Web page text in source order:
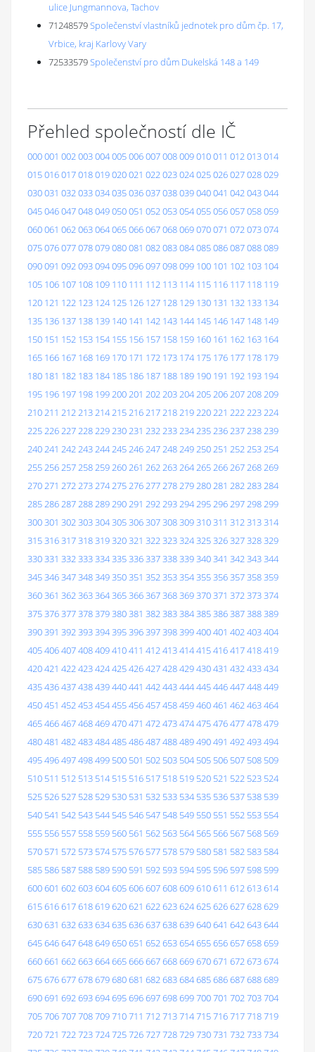
ulice Jungmannova, Tachov
71248579Společenství vlastníků jednotek pro dům čp. 17,
Vrbice, kraj Karlovy Vary
72533579Společenství pro dům Dukelská 148 a 149
Přehled společností dle IČ
000001 002003004005006007008009010011 012013014
015016017018019020021 022023024025026027028029
030031 032033034035036037038039040041 042043044
045046047048049050051 052053054055056057058059
060061 062063064065066067068069070071 072073074
075076077078079080081 082083084085086087088089
090091 092093094095096097098099 100 101 102 103 104
105 106 107 108 109 110 111 112 113 114 115 116 117 118 119
120 121 122 123 124 125 126 127 128 129 130 131 132 133 134
135 136 137 138 139 140 141 142 143 144 145 146 147 148 149
150 151 152 153 154 155 156 157 158 159 160 161 162 163 164
165 166 167 168 169 170 171 172 173 174 175 176 177 178 179
180 181 182 183 184 185 186 187 188 189 190 191 192 193 194
195 196 197 198 199200201 202203204205206207208209
210211 212213214215216217218219220221 222223224
225226227228229230231 232233234235236237238239
240241 242243244245246247248249250251 252253254
255256257258259260261 262263264265266267268269
270271 272273274275276277278279280281 282283284
285286287288289290291 292293294295296297298299
300301 302303304305306307308309310311 312313314
315316317318319320321 322323324325326327328329
330331 332333334335336337338339340341 342343344
345346347348349350351 352353354355356357358359
360361 362363364365366367368369370371 372373374
375376377378379380381 382383384385386387388389
390391 392393394395396397398399400401 402403404
405406407408409410411 412413414415416417418419
420421 422423424425426427428429430431 432433434
435436437438439440441 442443444445446447448449
450451 452453454455456457458459460461 462463464
465466467468469470471 472473474475476477478479
480481 482483484485486487488489490491 492493494
495496497498499 500 501 502 503 504 505 506 507 508 509
510 511 512 513 514 515 516 517 518 519 520 521 522 523 524
525 526 527 528 529 530 531 532 533 534 535 536 537 538 539
540 541 542 543 544 545 546 547 548 549 550 551 552 553 554
555 556 557 558 559 560 561 562 563 564 565 566 567 568 569
570 571 572 573 574 575 576 577 578 579 580 581 582 583 584
585 586 587 588 589 590 591 592 593 594 595 596 597 598 599
600601 602603604605606607608609610611 612613614
615616617618619620621 622623624625626627628629
630631 632633634635636637638639640641 642643644
645646647648649650651 652653654655656657658659
660661 662663664665666667668669670671 672673674
675676677678679680681 682683684685686687688689
690691 692693694695696697698699700701 702703704
705706707708709710711 712713714715716717718719
720721 722723724725726727728729730731 732733734